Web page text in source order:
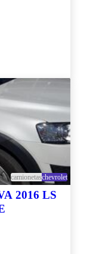
camionetaschevrolet
2016 LS